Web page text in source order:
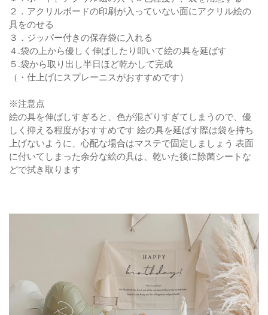
２．アクリルボードの印刷が入っていない面にアクリル絵の
具をのせる
３．ジッパー付きの保存袋に入れる
４.袋の上から優しく伸ばしたり叩いて絵の具を延ばす
５.袋から取り出し半日ほど乾かして完成
（・仕上げにスプレーニスがおすすめです）
※注意点
絵の具を伸ばしすぎると、色が混ざりすぎてしまうので、優
しく抑える程度がおすすめです 絵の具を延ばす際は袋を持ち
上げないように、心配な場合はマステで固定しましょう 表面
に付いてしまった余分な絵の具は、乾いた後に除菌シートな
どで拭き取ります